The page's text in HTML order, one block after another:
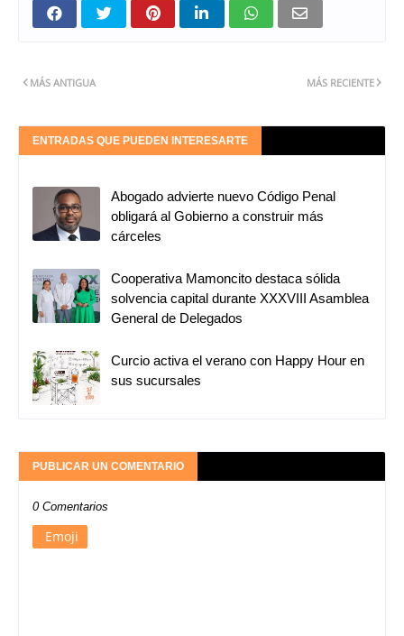
MÁS RECIENTE
MÁS ANTIGUA
ENTRADAS QUE PUEDEN INTERESARTE
Abogado advierte nuevo Código Penal
obligará al Gobierno a construir más
cárceles
Cooperativa Mamoncito destaca sólida
solvencia capital durante XXXVIII Asamblea
General de Delegados
Curcio activa el verano con Happy Hour en
sus sucursales
PUBLICAR UN COMENTARIO
0 Comentarios
Emoji